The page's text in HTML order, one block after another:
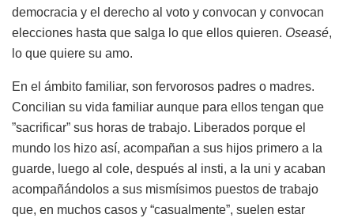
democracia y el derecho al voto y convocan y convocan
elecciones hasta que salga lo que ellos quieren. Oseasé,
lo que quiere su amo.
En el ámbito familiar, son fervorosos padres o madres.
Concilian su vida familiar aunque para ellos tengan que
”sacrificar” sus horas de trabajo. Liberados porque el
mundo los hizo así, acompañan a sus hijos primero a la
guarde, luego al cole, después al insti, a la uni y acaban
acompañándolos a sus mismísimos puestos de trabajo
que, en muchos casos y “casualmente”, suelen estar